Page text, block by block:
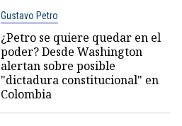
Gustavo Petro
¿Petro se quiere quedar en el
poder? Desde Washington
alertan sobre posible
"dictadura constitucional" en
Colombia